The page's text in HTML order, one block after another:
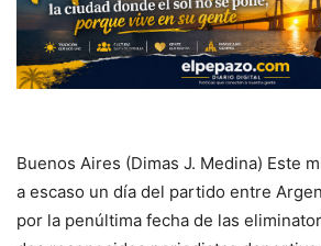
Buenos Aires (Dimas J. Medina) Este
a escaso un día del partido entre
por la penúltima fecha de las